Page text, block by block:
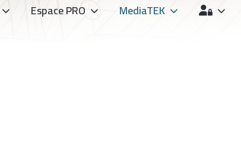
Espace PRO MediaTEK